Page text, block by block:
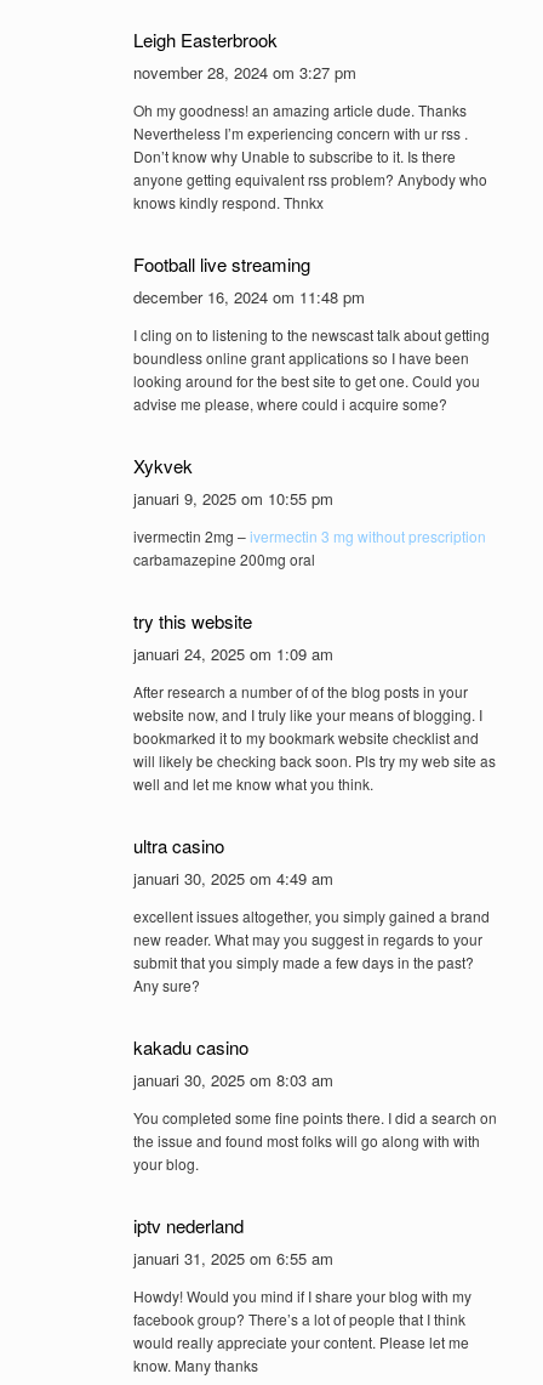
Leigh Easterbrook
november 28, 2024 om 3:27 pm
Oh my goodness! an amazing article dude. Thanks
Nevertheless I’m experiencing concern with ur rss .
Don’t know why Unable to subscribe to it. Is there
anyone getting equivalent rss problem? Anybody who
knows kindly respond. Thnkx
Football live streaming
december 16, 2024 om 11:48 pm
I cling on to listening to the newscast talk about getting
boundless online grant applications so I have been
looking around for the best site to get one. Could you
advise me please, where could i acquire some?
Xykvek
januari 9, 2025 om 10:55 pm
ivermectin 2mg –ivermectin 3 mg without prescription
carbamazepine 200mg oral
try this website
januari 24, 2025 om 1:09 am
After research a number of of the blog posts in your
website now, and I truly like your means of blogging. I
bookmarked it to my bookmark website checklist and
will likely be checking back soon. Pls try my web site as
well and let me know what you think.
ultra casino
januari 30, 2025 om 4:49 am
excellent issues altogether, you simply gained a brand
new reader. What may you suggest in regards to your
submit that you simply made a few days in the past?
Any sure?
kakadu casino
januari 30, 2025 om 8:03 am
You completed some fine points there. I did a search on
the issue and found most folks will go along with with
your blog.
iptv nederland
januari 31, 2025 om 6:55 am
Howdy! Would you mind if I share your blog with my
facebook group? There’s a lot of people that I think
would really appreciate your content. Please let me
know. Many thanks